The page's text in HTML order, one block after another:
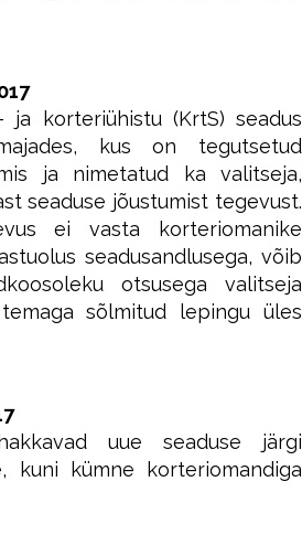
ja korteriühistu (KrtS) seadus
kus on tegutsetud
ja nimetatud ka valitseja,
seaduse jõustumist tegevust.
ei vasta korteriomanike
seadusandlusega, võib
otsusega valitseja
sõlmitud lepingu üles
uue seaduse järgi
kuni kümne korteriomandiga